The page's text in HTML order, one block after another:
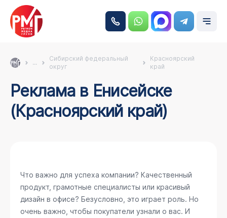
...
Сибирский федеральный
округ
Красноярский
край
Реклама в Енисейске
(Красноярский край)
Что важно для успеха компании? Качественный
продукт, грамотные специалисты или красивый
дизайн в офисе? Безусловно, это играет роль. Но
очень важно, чтобы покупатели узнали о вас. И